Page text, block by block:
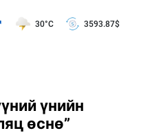
30°C 3593.87$
үнийн
өснө”